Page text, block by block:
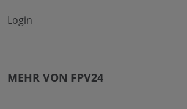
Login
MEHR VON FPV24